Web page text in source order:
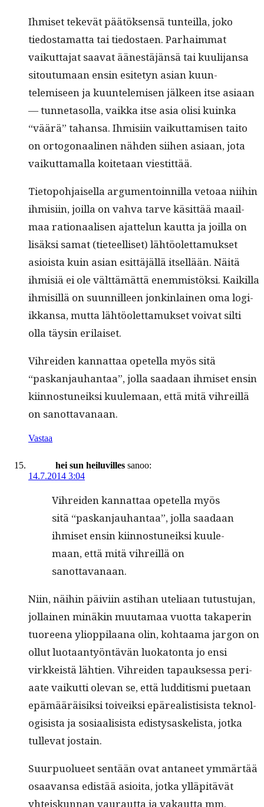
Ihmiset tekevät päätök­sen­sä tun­teil­la, joko
tiedosta­mat­ta tai tiedostaen. Parhaim­mat
vaikut­ta­jat saa­vat äänestäjän­sä tai kuuli­jansa
sitou­tu­maan ensin esite­tyn asian kuun­
telemiseen ja kuun­telemisen jäl­keen itse asi­aan
— tun­neta­sol­la, vaik­ka itse asia olisi kuin­ka
“väärä” tahansa. Ihmisi­in vaikut­tamisen taito
on ortog­o­naa­li­nen näh­den siihen asi­aan, jota
vaikut­ta­mal­la koite­taan viestittää.
Tietopo­h­jaisel­la argu­men­toin­nil­la vetoaa niihin
ihmisi­in, joil­la on vah­va tarve käsit­tää maail­
maa ratio­naalisen ajat­telun kaut­ta ja joil­la on
lisäk­si samat (tieteel­liset) lähtöo­let­ta­muk­set
asioista kuin asian esit­täjäl­lä itsel­lään. Näitä
ihmisiä ei ole vält­tämät­tä enem­mistök­si. Kaikil­la
ihmisil­lä on suun­nilleen jonkin­lainen oma logi­
ikkansa, mut­ta lähtöo­let­ta­muk­set voivat silti
olla täysin erilaiset.
Vihrei­den kan­nat­taa opetel­la myös sitä
“paskan­jauhan­taa”, jol­la saadaan ihmiset ensin
kiin­nos­tuneik­si kuule­maan, että mitä vihreil­lä
on sanottavanaan.
Vastaa
hei sun heiluvilles sanoo:
14.7.2014 3:04
Vihrei­den kan­nat­taa opetel­la myös
sitä “paskan­jauhan­taa”, jol­la saadaan
ihmiset ensin kiin­nos­tuneik­si kuule­
maan, että mitä vihreil­lä on
sanottavanaan.
Niin, näi­hin päivi­in asti­han uteliaan tutus­tu­jan,
jol­lainen minäkin muu­ta­maa vuot­ta takaperin
tuoreena yliop­pi­laana olin, kohtaa­ma jar­gon on
ollut luo­taan­työn­tävän luoka­ton­ta jo ensi
virkkeistä läh­tien. Vihrei­den tapauk­ses­sa peri­
aate vaikut­ti ole­van se, että lud­ditis­mi puetaan
epämääräisik­si toiveik­si epäre­al­is­ti­sista tek­nol­
o­gi­sista ja sosi­aal­i­sista edis­tysaske­lista, jot­ka
tull­e­vat jostain.
Suur­puolueet sen­tään ovat anta­neet ymmärtää
osaa­vansa edis­tää asioi­ta, jot­ka ylläpitävät
yhteiskun­nan vau­raut­ta ja vakaut­ta mm.